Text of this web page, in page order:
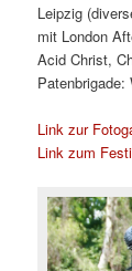
Leipzig
mit London
Acid Christ,
Patenbrigade:
Link zur
Link zum